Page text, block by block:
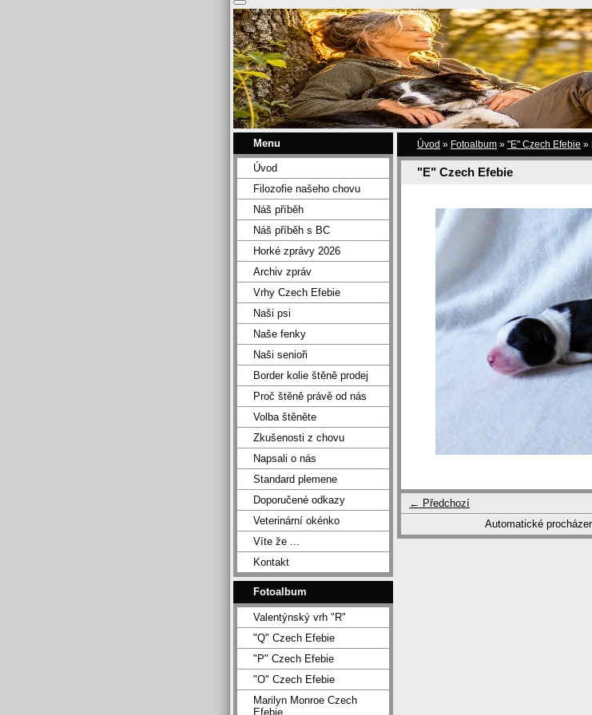
Úvod » Fotoalbum » "E" Czech Efebie »
"E" Czech Efebie
← Předchozí
Automatické
Menu
Úvod
Filozofie našeho chovu
Náš příběh
Náš příběh s BC
Horké zprávy 2026
Archiv zpráv
Vrhy Czech Efebie
Naši psi
Naše fenky
Naši senioři
Border kolie štěně prodej
Proč štěně právě od nás
Volba štěněte
Zkušenosti z chovu
Napsali o nás
Standard plemene
Doporučené odkazy
Veterinární okénko
Víte že ...
Kontakt
Fotoalbum
Valentýnský vrh "R"
"Q" Czech Efebie
"P" Czech Efebie
"O" Czech Efebie
Marilyn Monroe Czech
Efebie